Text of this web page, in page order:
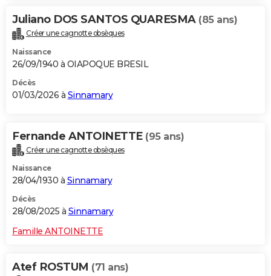
Juliano DOS SANTOS QUARESMA (85 ans)
Créer une cagnotte obsèques
Naissance
26/09/1940 à OIAPOQUE BRESIL
Décès
01/03/2026 à Sinnamary
Fernande ANTOINETTE (95 ans)
Créer une cagnotte obsèques
Naissance
28/04/1930 à Sinnamary
Décès
28/08/2025 à Sinnamary
Famille ANTOINETTE
Atef ROSTUM (71 ans)